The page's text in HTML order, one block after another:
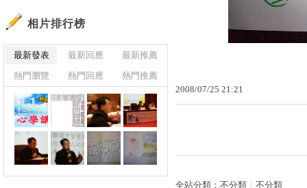
2008/07/25 21:21
全站分類： 不分類 不分類
相片排行榜
最新發表 最新回應
最新推薦
熱門瀏覽
熱門回應 熱門推薦